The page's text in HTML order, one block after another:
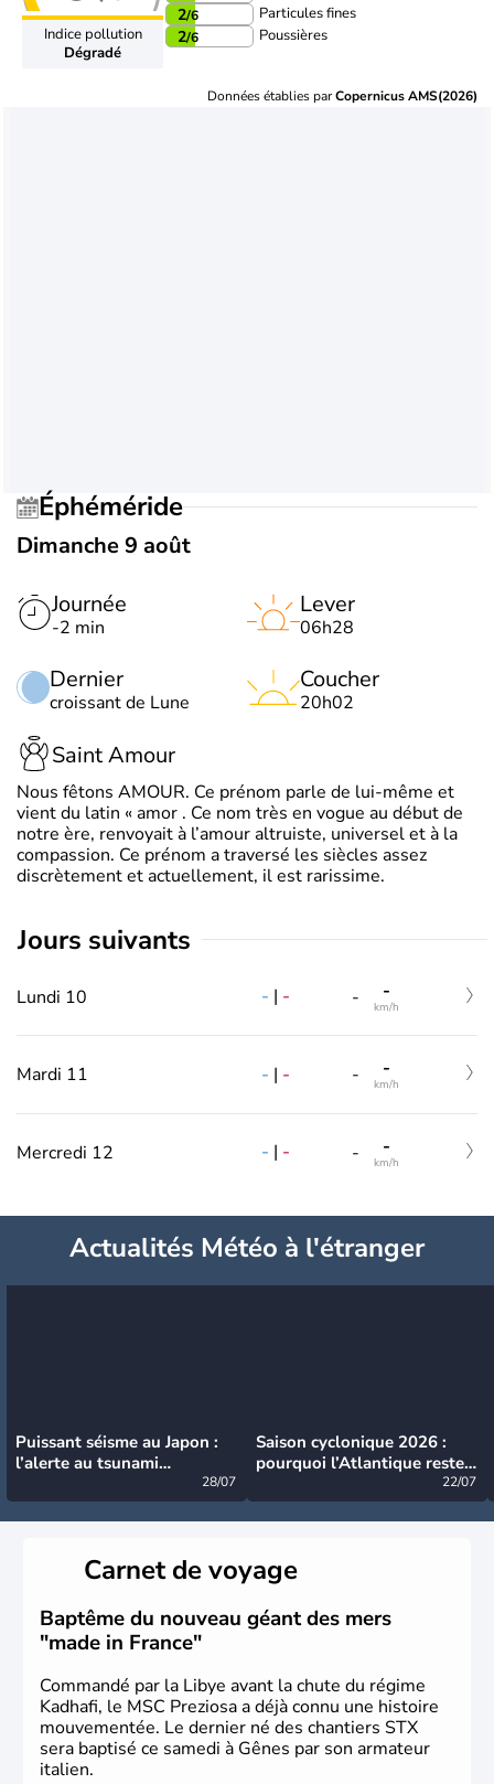
Indice pollution
Dégradé
2/6 Particules fines
2/6 Poussières
Données établies parCopernicus AMS(2026)
Éphéméride
Dimanche 9 août
Journée
-2 min
Dernier
croissant de Lune
Lever
06h28
Coucher
20h02
Saint Amour
Nous fêtons AMOUR. Ce prénom parle de lui-même et
vient du latin « amor . Ce nom très en vogue au début de
notre ère, renvoyait à l’amour altruiste, universel et à la
compassion. Ce prénom a traversé les siècles assez
discrètement et actuellement, il est rarissime.
jours suivants
Lundi 10 - | - - -
km/h
Mardi 11 - | - - -
km/h
Mercredi 12 - | - - -
km/h
Actualités Météo à l'étranger
Puissant séisme au Japon :
l’alerte au tsunami
28/07
Saison cyclonique 2026 :
pourquoi l’Atlantique reste
22/07
Carnet de voyage
Baptême du nouveau géant des mers
"made in France"
Commandé par la Libye avant la chute du régime
Kadhafi, le MSC Preziosa a déjà connu une histoire
mouvementée. Le dernier né des chantiers STX
sera baptisé ce samedi à Gênes par son armateur
italien.